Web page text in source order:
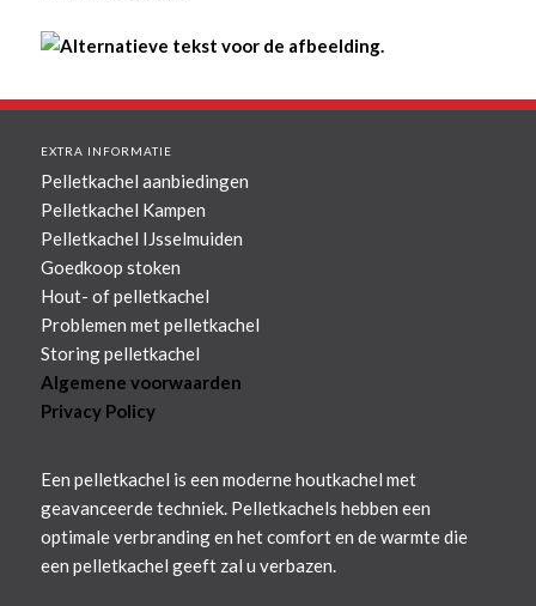
EXTRA INFORMATIE
Pelletkachel aanbiedingen
Pelletkachel Kampen
Pelletkachel IJsselmuiden
Goedkoop stoken
Hout- of pelletkachel
Problemen met pelletkachel
Storing pelletkachel
Algemene voorwaarden
Privacy Policy
Een pelletkachel is een moderne houtkachel met
geavanceerde techniek. Pelletkachels hebben een
optimale verbranding en het comfort en de warmte die
een pelletkachel geeft zal u verbazen.